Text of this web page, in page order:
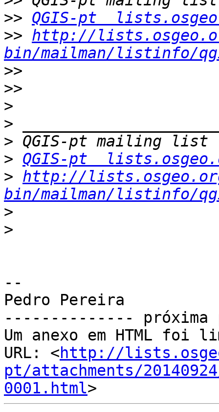
>> QGIS-pt
>> http://
bin/mailman/listinfo/
>>
>>
>
>
>
> QGIS-pt
> http://
bin/mailman/listinfo/
>
>
--
Pedro Pereira
--------------
Um anexo em HTML foi
URL: <http://
pt/attachments/
0001.html